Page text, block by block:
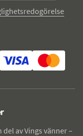
av Vings vänner –